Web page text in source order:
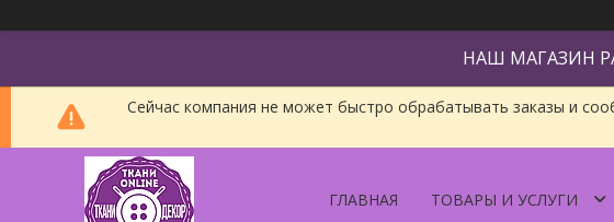
НАШ МАГАЗИН
Сейчас компания не может быстро обрабатывать заказы и
ГЛАВНАЯ ТОВАРЫ И УСЛУГИ